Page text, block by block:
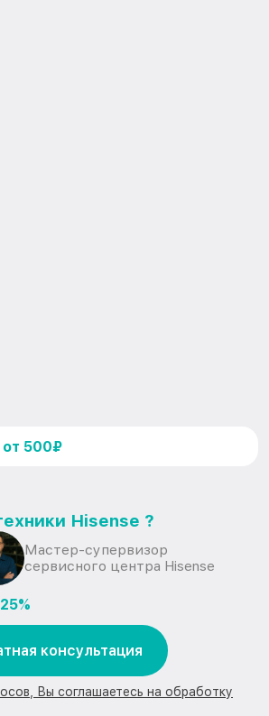
от 500₽
Hisense ?
Мастер-супервизор
сервисного центра Hisense
консультация
Вы соглашаетесь на обработку